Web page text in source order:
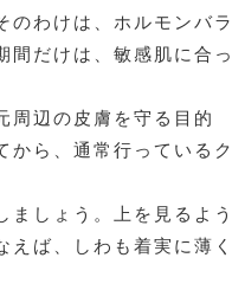
のわけは、ホルモンバラ
間だけは、敏感肌に合っ
周辺の皮膚を守る目的
から、通常行っているク
しょう。上を見るよう
ば、しわも着実に薄く